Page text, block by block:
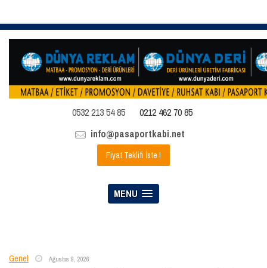
0532 213 54 85
0212 462 70 85
info@pasaportkabi.net
Fiyat Teklifi İste !
MENU
Genel Ağustos 9, 2026